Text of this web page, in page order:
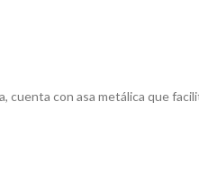
con asa metálica que